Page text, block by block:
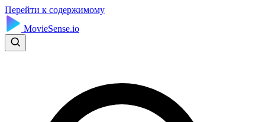
Перейти к содержимому
MovieSense.io